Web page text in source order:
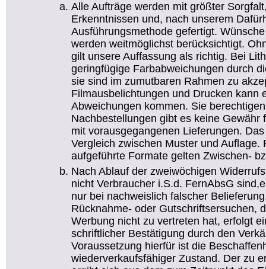
Alle Aufträge werden mit größter
Erkenntnissen und, nach unserem
Ausführungsmethode gefertigt.
werden weitmöglichst berücksichtigt.
gilt unsere Auffassung als richtig. Bei
geringfügige Farbabweichungen durch
sie sind im zumutbaren Rahmen zu
Filmausbelichtungen und Drucken kann
Abweichungen kommen. Sie
Nachbestellungen gibt es keine Gewähr
mit vorausgegangenen Lieferungen.
Vergleich zwischen Muster und Auflage.
aufgeführte Formate gelten Zwischen-
Nach Ablauf der zweiwöchigen
nicht Verbraucher i.S.d. FernAbsG
nur bei nachweislich falscher
Rücknahme- oder Gutschriftsersuchen,
Werbung nicht zu vertreten hat, erfolgt
schriftlicher Bestätigung durch den
Voraussetzung hierfür ist die
wiederverkaufsfähiger Zustand. Der zu